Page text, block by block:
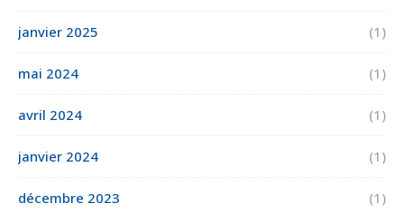
janvier 2025 (1)
mai 2024 (1)
avril 2024 (1)
janvier 2024 (1)
décembre 2023 (1)